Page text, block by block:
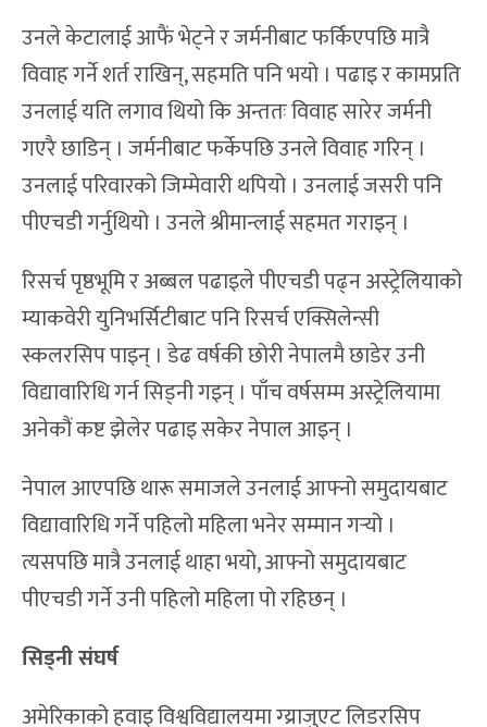
उनले केटालाई आफैं भेट्ने र जर्मनीबाट फर्किएपछि मात्रै
विवाह गर्ने शर्त राखिन्, सहमति पनि भयो । पढाइ र कामप्रति
उनलाई यति लगाव थियो कि अन्ततः विवाह सारेर जर्मनी
गएरै छाडिन् । जर्मनीबाट फर्केपछि उनले विवाह गरिन् ।
उनलाई परिवारको जिम्मेवारी थपियो । उनलाई जसरी पनि
पीएचडी गर्नुथियो । उनले श्रीमान्लाई सहमत गराइन् ।
रिसर्च पृष्ठभूमि र अब्बल पढाइले पीएचडी पढ्न अस्ट्रेलियाको
म्याकवेरी युनिभर्सिटीबाट पनि रिसर्च एक्सिलेन्सी
स्कलरसिप पाइन् । डेढ वर्षकी छोरी नेपालमै छाडेर उनी
विद्यावारिधि गर्न सिड्नी गइन् । पाँच वर्षसम्म अस्ट्रेलियामा
अनेकौं कष्ट झेलेर पढाइ सकेर नेपाल आइन् ।
नेपाल आएपछि थारू समाजले उनलाई आफ्नो समुदायबाट
विद्यावारिधि गर्ने पहिलो महिला भनेर सम्मान गर्‍यो ।
त्यसपछि मात्रै उनलाई थाहा भयो, आफ्नो समुदायबाट
पीएचडी गर्ने उनी पहिलो महिला पो रहिछन् ।
सिड्नी संघर्ष
अमेरिकाको हवाइ विश्वविद्यालयमा ग्य्राजुएट लिडरसिप